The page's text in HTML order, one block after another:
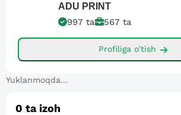
ADU PRINT
997 ta 567 ta
Profiliga o'tish
Yuklanmoqda...
0 ta izoh